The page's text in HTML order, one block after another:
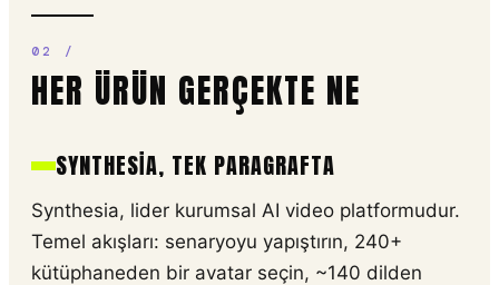
HER ÜRÜN GERÇEKTE NE
SYNTHESIA, TEK PARAGRAFTA
Synthesia, lider kurumsal AI video platformudur.
Temel akışları: senaryoyu yapıştırın, 240+
kütüphaneden bir avatar seçin, ~140 dilden